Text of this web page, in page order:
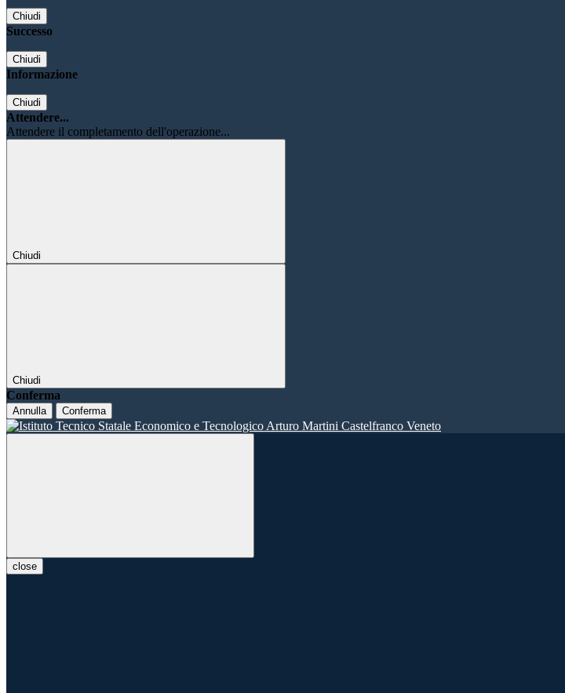
Chiudi
Successo
Chiudi
Informazione
Chiudi
Attendere...
Attendere il completamento dell'operazione...
Chiudi
Chiudi
Conferma
Annulla Conferma
close